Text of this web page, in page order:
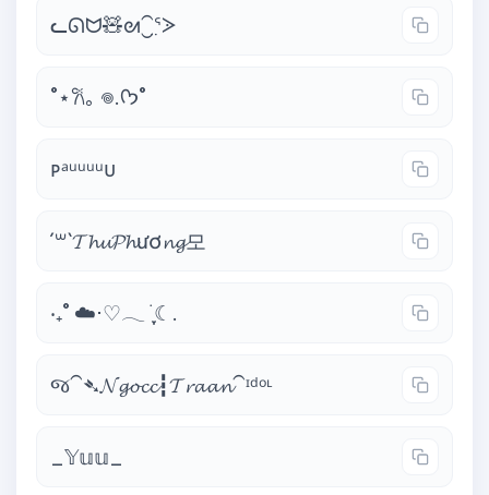
ᓚᘏᗢ🧸ᘛ⁐̤ᕐᐷ
˚⋆𐙚｡ 𖦹.ᡣ𐭩˚
ᴘᵃᵘᵘᵘᵘᴜ
´꒳`𝓣𝓱𝓾𝓟𝓱ươ𝓷𝓰모
‧₊˚ ☁️⋅♡𓂃 ࣪ ִֶָ☾.
જ⁀➴𝓝𝓰𝓸𝓬𝓬┇𝓣𝓻𝓪𝓪𝓷⁀ᶦᵈᵒᶫ
_𝕐𝕦𝕦_